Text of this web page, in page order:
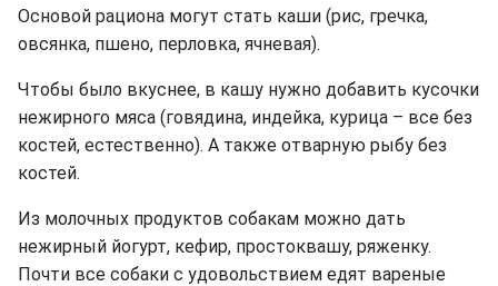
Основой рациона могут стать каши (рис, гречка,
овсянка, пшено, перловка, ячневая).
Чтобы было вкуснее, в кашу нужно добавить кусочки
нежирного мяса (говядина, индейка, курица – все без
костей, естественно). А также отварную рыбу без
костей.
Из молочных продуктов собакам можно дать
нежирный йогурт, кефир, простоквашу, ряженку.
Почти все собаки с удовольствием едят вареные